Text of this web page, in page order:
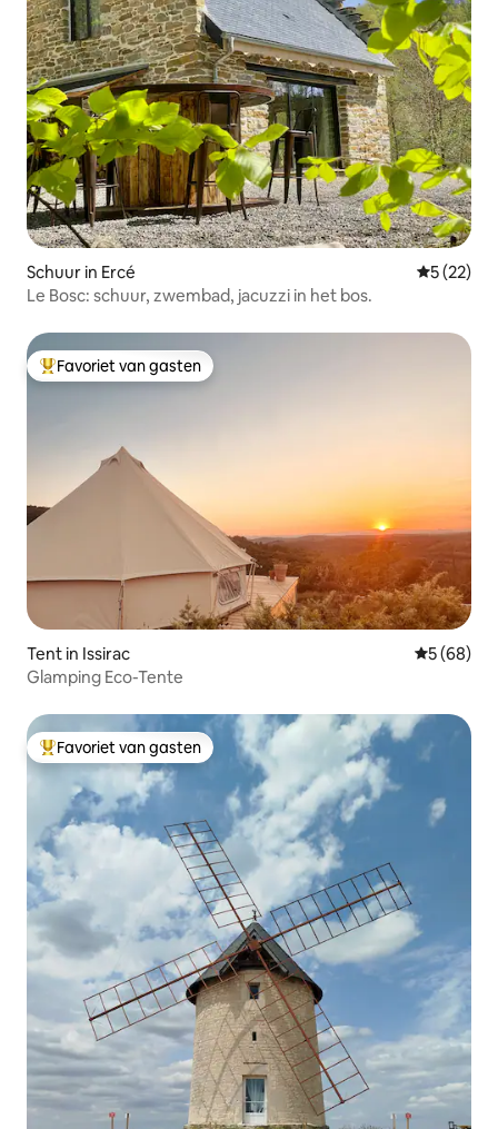
Schuur in Ercé
5 (22)
Le Bosc: schuur, zwembad, jacuzzi in het bos.
Topfavoriet van gasten
Favoriet van gasten
Tent in Issirac
5 (68)
Glamping Eco-Tente
Topfavoriet van gasten
Favoriet van gasten